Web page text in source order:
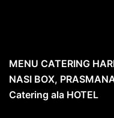
MENU CATERING
NASI BOX,
Catering ala HOTEL